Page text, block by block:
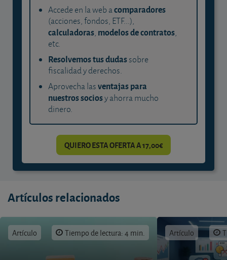
Accede en la web acomparadores
(acciones, fondos, ETF...),
calculadoras, modelos de contratos,
etc.
Resolvemos tus dudassobre
fiscalidad y derechos.
Aprovecha lasventajas para
nuestros sociosy ahorra mucho
dinero.
QUIERO ESTA OFERTA A 17,00€
Artículos relacionados
Artículo Tiempo de lectura: 4 min. Artículo